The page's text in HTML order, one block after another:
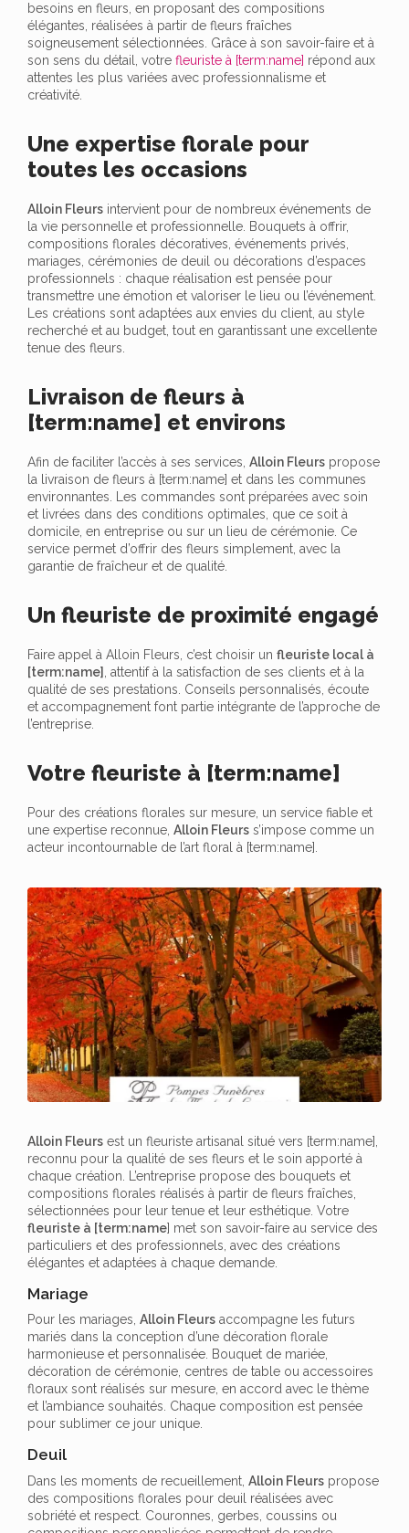
besoins en fleurs, en proposant des compositions
élégantes, réalisées à partir de fleurs fraîches
soigneusement sélectionnées. Grâce à son savoir-faire et à
son sens du détail, votre fleuriste à [term:name] répond aux
attentes les plus variées avec professionnalisme et
créativité.
Une expertise florale pour
toutes les occasions
Alloin Fleurs intervient pour de nombreux événements de
la vie personnelle et professionnelle. Bouquets à offrir,
compositions florales décoratives, événements privés,
mariages, cérémonies de deuil ou décorations d’espaces
professionnels : chaque réalisation est pensée pour
transmettre une émotion et valoriser le lieu ou l’événement.
Les créations sont adaptées aux envies du client, au style
recherché et au budget, tout en garantissant une excellente
tenue des fleurs.
Livraison de fleurs à
[term:name] et environs
Afin de faciliter l’accès à ses services, Alloin Fleurs propose
la livraison de fleurs à [term:name] et dans les communes
environnantes. Les commandes sont préparées avec soin
et livrées dans des conditions optimales, que ce soit à
domicile, en entreprise ou sur un lieu de cérémonie. Ce
service permet d’offrir des fleurs simplement, avec la
garantie de fraîcheur et de qualité.
Un fleuriste de proximité engagé
Faire appel à Alloin Fleurs, c’est choisir un fleuriste local à
[term:name]
, attentif à la satisfaction de ses clients et à la
qualité de ses prestations. Conseils personnalisés, écoute
et accompagnement font partie intégrante de l’approche de
l’entreprise.
Votre fleuriste à [term:name]
Pour des créations florales sur mesure, un service fiable et
une expertise reconnue, Alloin Fleurs s’impose comme un
acteur incontournable de l’art floral à [term:name].
Alloin Fleurs est un fleuriste artisanal situé vers [term:name],
reconnu pour la qualité de ses fleurs et le soin apporté à
chaque création. L’entreprise propose des bouquets et
compositions florales réalisés à partir de fleurs fraîches,
sélectionnées pour leur tenue et leur esthétique. Votre
fleuriste à [term:name] met son savoir-faire au service des
particuliers et des professionnels, avec des créations
élégantes et adaptées à chaque demande.
Mariage
Pour les mariages, Alloin Fleurs accompagne les futurs
mariés dans la conception d’une décoration florale
harmonieuse et personnalisée. Bouquet de mariée,
décoration de cérémonie, centres de table ou accessoires
floraux sont réalisés sur mesure, en accord avec le thème
et l’ambiance souhaités. Chaque composition est pensée
pour sublimer ce jour unique.
Deuil
Dans les moments de recueillement, Alloin Fleurs propose
des compositions florales pour deuil réalisées avec
sobriété et respect. Couronnes, gerbes, coussins ou